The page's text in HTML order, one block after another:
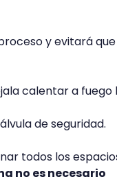
y evitará
calentar a fuego
de seguridad.
todos los
no es necesario